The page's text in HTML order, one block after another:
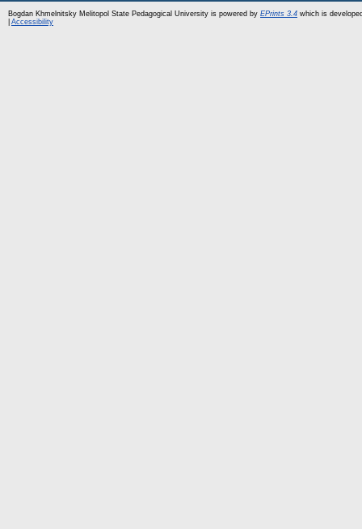
Bogdan Khmelnitsky Melitopol State Pedagogical University is powered by EPrints 3.4 which is
Accessibility